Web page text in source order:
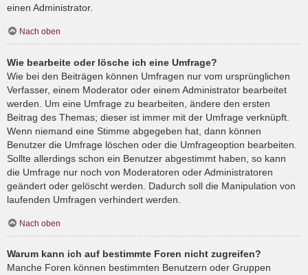
einen Administrator.
Nach oben
Wie bearbeite oder lösche ich eine Umfrage?
Wie bei den Beiträgen können Umfragen nur vom ursprünglichen
Verfasser, einem Moderator oder einem Administrator bearbeitet
werden. Um eine Umfrage zu bearbeiten, ändere den ersten
Beitrag des Themas; dieser ist immer mit der Umfrage verknüpft.
Wenn niemand eine Stimme abgegeben hat, dann können
Benutzer die Umfrage löschen oder die Umfrageoption bearbeiten.
Sollte allerdings schon ein Benutzer abgestimmt haben, so kann
die Umfrage nur noch von Moderatoren oder Administratoren
geändert oder gelöscht werden. Dadurch soll die Manipulation von
laufenden Umfragen verhindert werden.
Nach oben
Warum kann ich auf bestimmte Foren nicht zugreifen?
Manche Foren können bestimmten Benutzern oder Gruppen